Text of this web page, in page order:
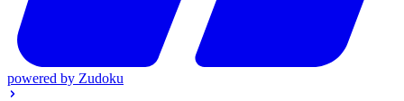
powered by Zudoku